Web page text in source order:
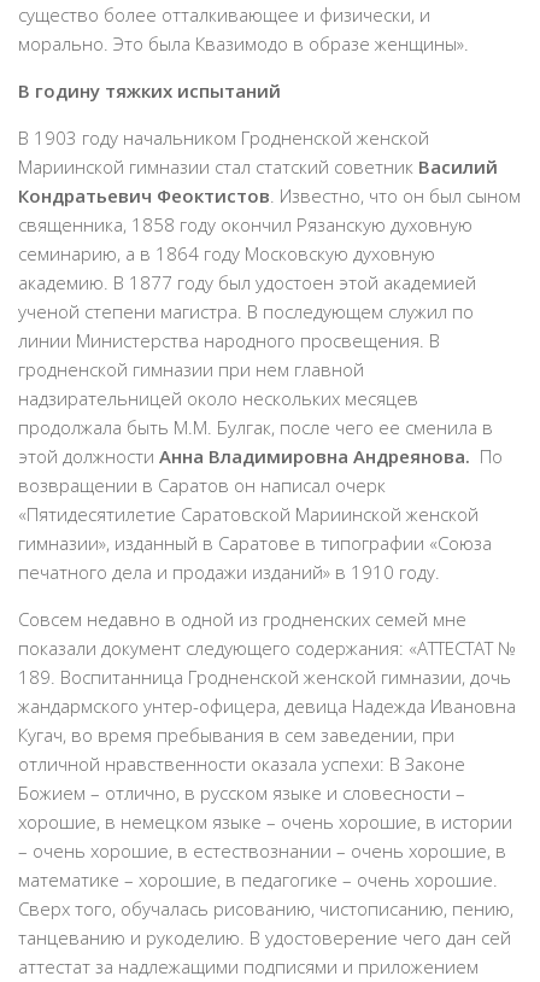
существо более отталкивающее и физически, и
морально. Это была Квазимодо в образе женщины».
В годину тяжких испытаний
В 1903 году начальником Гродненской женской
Мариинской гимназии стал статский советник Василий
Кондратьевич Феоктистов. Известно, что он был сыном
священника, 1858 году окончил Рязанскую духовную
семинарию, а в 1864 году Московскую духовную
академию. В 1877 году был удостоен этой академией
ученой степени магистра. В последующем служил по
линии Министерства народного просвещения. В
гродненской гимназии при нем главной
надзирательницей около нескольких месяцев
продолжала быть М.М. Булгак, после чего ее сменила в
этой должности Анна Владимировна Андреянова. По
возвращении в Саратов он написал очерк
«Пятидесятилетие Саратовской Мариинской женской
гимназии», изданный в Саратове в типографии «Союза
печатного дела и продажи изданий» в 1910 году.
Совсем недавно в одной из гродненских семей мне
показали документ следующего содержания: «АТТЕСТАТ №
189. Воспитанница Гродненской женской гимназии, дочь
жандармского унтер-офицера, девица Надежда Ивановна
Кугач, во время пребывания в сем заведении, при
отличной нравственности оказала успехи: В Законе
Божием – отлично, в русском языке и словесности –
хорошие, в немецком языке – очень хорошие, в истории
– очень хорошие, в естествознании – очень хорошие, в
математике – хорошие, в педагогике – очень хорошие.
Сверх того, обучалась рисованию, чистописанию, пению,
танцеванию и рукоделию. В удостоверение чего дан сей
аттестат за надлежащими подписями и приложением